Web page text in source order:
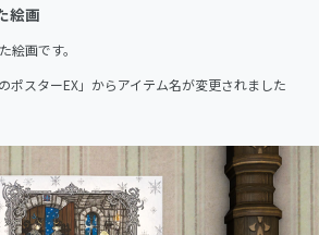
絵画
絵画です。
ポスターEX」からアイテム名が変更されました